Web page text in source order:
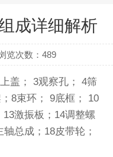
成详细解析
览次数：489
盖； 3观察孔； 4筛
8束环； 9底框； 10
激振板；14调整螺
总成；18皮带轮；